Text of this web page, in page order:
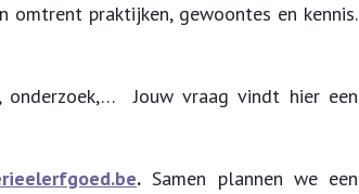
praktijken, gewoontes en kennis.
onderzoek,… Jouw vraag vindt hier een
. Samen plannen we een